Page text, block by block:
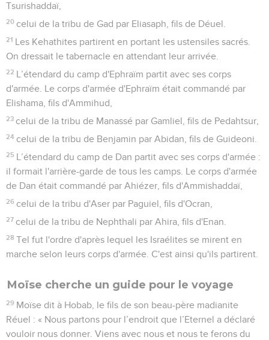
Tsurishaddaï,
20 celui de la tribu de Gad par Eliasaph, fils de Déuel.
21 Les Kehathites partirent en portant les ustensiles sacrés.
On dressait le tabernacle en attendant leur arrivée.
22 L’étendard du camp d'Ephraïm partit avec ses corps
d'armée. Le corps d'armée d'Ephraïm était commandé par
Elishama, fils d'Ammihud,
23 celui de la tribu de Manassé par Gamliel, fils de Pedahtsur,
24 celui de la tribu de Benjamin par Abidan, fils de Guideoni.
25 L’étendard du camp de Dan partit avec ses corps d'armée :
il formait l'arrière-garde de tous les camps. Le corps d'armée
de Dan était commandé par Ahiézer, fils d'Ammishaddaï,
26 celui de la tribu d'Aser par Paguiel, fils d'Ocran,
27 celui de la tribu de Nephthali par Ahira, fils d'Enan.
28 Tel fut l'ordre d'après lequel les Israélites se mirent en
marche selon leurs corps d'armée. C'est ainsi qu'ils partirent.
Moïse cherche un guide pour le voyage
29 Moïse dit à Hobab, le fils de son beau-père madianite
Réuel : « Nous partons pour l’endroit que l’Eternel a déclaré
vouloir nous donner. Viens avec nous et nous te ferons du